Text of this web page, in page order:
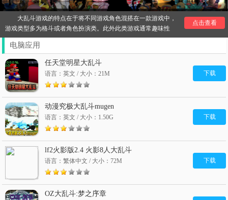
大乱斗游戏的特点在于将不同游戏角色混搭在一款游戏中，
游戏类型多为格斗或者角色扮演类。此外此类游戏通常趣味性
强，适合多人体验，是家庭游戏的一大重要组成部分。
值得注意的是大乱斗游戏中比较著名的是由游戏厂商冠名的
类型，比如《任天堂明星大乱斗》、《索尼全明星大乱斗》等
等。代表作为《动漫明星大乱斗》、《 超级玛丽大乱斗》。
其他大乱斗 推荐：
点击查看
电脑应用
任天堂明星大乱斗
语言：英文 / 大小：21M 下载
动漫究极大乱斗mugen
语言：英文 / 大小：1.50G 下载
lf2火影版2.4 火影8人大乱斗
语言：繁体中文 / 大小：72M 下载
OZ大乱斗:梦之序章